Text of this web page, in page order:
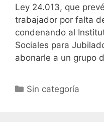
Ley 24.013, que
trabajador por falta
condenando al
Sociales para
abonarle a un grupo
Sin categoría